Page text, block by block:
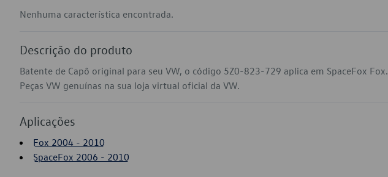
Nenhuma característica encontrada.
Descrição do produto
Batente de Capô original para seu VW, o código 5Z0-823-729 aplica em SpaceFox Fox.
Peças VW genuínas na sua loja virtual oficial da VW.
Aplicações
Fox 2004 - 2010
SpaceFox 2006 - 2010